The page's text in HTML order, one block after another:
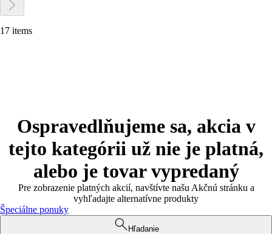
17 items
Ospravedlňujeme sa, akcia v
tejto kategórii už nie je platná,
alebo je tovar vypredaný
Pre zobrazenie platných akcií, navštívte našu Akčnú stránku a
vyhľadajte alternatívne produkty
Špeciálne ponuky
Hľadanie